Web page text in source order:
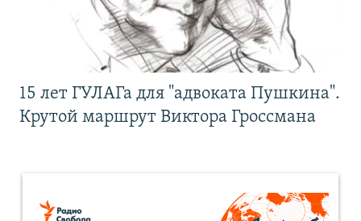
15 лет ГУЛАГа для "адвоката Пушкина".
Крутой маршрут Виктора Гроссмана